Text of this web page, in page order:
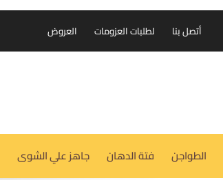
العروض لطلبات العزومات أتصل بنا
جاهز علي الشوى فتة الدهان الطواجن